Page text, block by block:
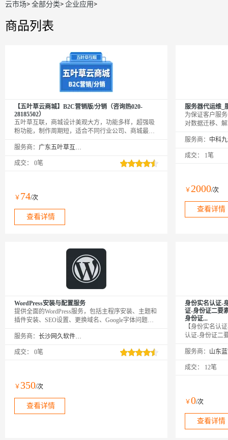
云市场>全部分类>企业应用>
商品列表
【五叶草云商城】B2C营销版/分销（咨询热020-
28185502）
五叶草互联，商城设计美观大方，功能多样，超强吸
粉功能，制作周期短，适合不同行业公司、商城最快
城，手机商城。支持按需定制。
服务商： 广东五叶草互联网科技有限公司
成交： 0笔
￥ 74/次
查看详情
服务器代运维_
为保证客户服
对数据迁移、
一系列服务器
服务商：
成交： 1笔
￥2000/次
查看详情
WordPress安装与配置服务
提供全面的WordPress服务，包括主程序安装、主题和
插件安装、SEO设置、更换域名、Google字体问题、
服务商：
长沙网久软件有限公司
成交： 0笔
￥ 350/次
查看详情
身份实名认证-
证-身份证二要
身份证...
【身份实名认
认证-身份证二
一致，并且返
时联网公安核
服务商：
成交： 12笔
￥0/次
查看详情